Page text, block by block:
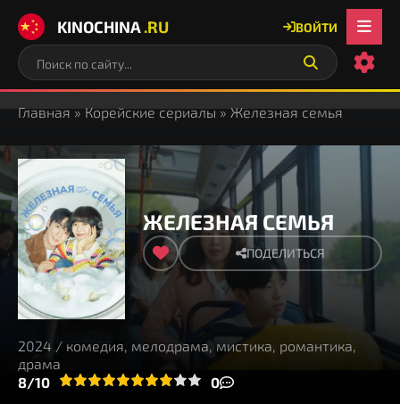
KINOCHINA.RU ВОЙТИ
Главная»Корейские сериалы» Железная семья
ЖЕЛЕЗНАЯ СЕМЬЯ
ПОДЕЛИТЬСЯ
2024 / комедия, мелодрама, мистика, романтика,
драма
8/10
4 5 6 7 8 9 10 0